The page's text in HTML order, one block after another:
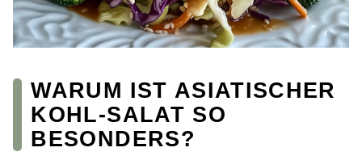
WARUM IST ASIATISCHER
KOHL-SALAT SO
BESONDERS?